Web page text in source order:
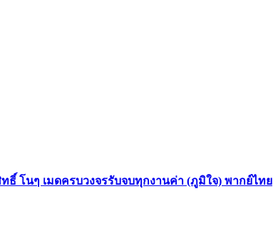
ทธิ์ โนๆ เมดครบวงจรรับจบทุกงานค่า (ภูมิใจ) พากย์ไทย